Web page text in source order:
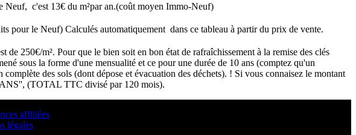
Neuf, c'est 13€ du m²par an.(coût moyen Immo-Neuf)
pour le Neuf) Calculés automatiquement dans ce tableau à partir du prix de vente.
250€/m². Pour que le bien soit en bon état de rafraîchissement à la remise des clés
sous la forme d'une mensualité et ce pour une durée de 10 ans (comptez qu'un
des sols (dont dépose et évacuation des déchets). ! Si vous connaisez le montant
(TOTAL TTC divisé par 120 mois).
affiliées
légales